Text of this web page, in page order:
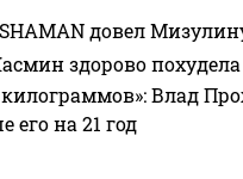
довел
здорово
килограммов»: Влад
его на 21 год